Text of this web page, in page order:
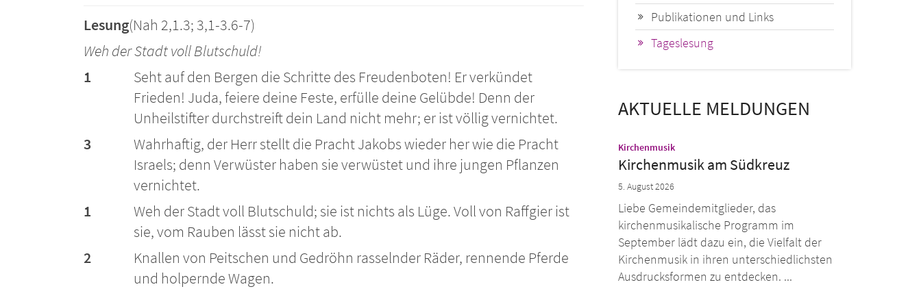
Lesung(Nah 2,1.3; 3,1-3.6-7)
Weh der Stadt voll Blutschuld!
1
Seht auf den Bergen die Schritte des Freudenboten! Er verkündet
Frieden! Juda, feiere deine Feste, erfülle deine Gelübde! Denn der
Unheilstifter durchstreift dein Land nicht mehr; er ist völlig vernichtet.
3
Wahrhaftig, der Herr stellt die Pracht Jakobs wieder her wie die Pracht
Israels; denn Verwüster haben sie verwüstet und ihre jungen Pflanzen
vernichtet.
1
Weh der Stadt voll Blutschuld; sie ist nichts als Lüge. Voll von Raffgier ist
sie, vom Rauben lässt sie nicht ab.
2
Knallen von Peitschen und Gedröhn rasselnder Räder, rennende Pferde
und holpernde Wagen.
Publikationen und Links
Tageslesung
AKTUELLE MELDUNGEN
Kirchenmusik:
Kirchenmusik am Südkreuz
5. August 2026
Liebe Gemeindemitglieder, das
kirchenmusikalische Programm im
September lädt dazu ein, die Vielfalt der
Kirchenmusik in ihren unterschiedlichsten
Ausdrucksformen zu entdecken. ...